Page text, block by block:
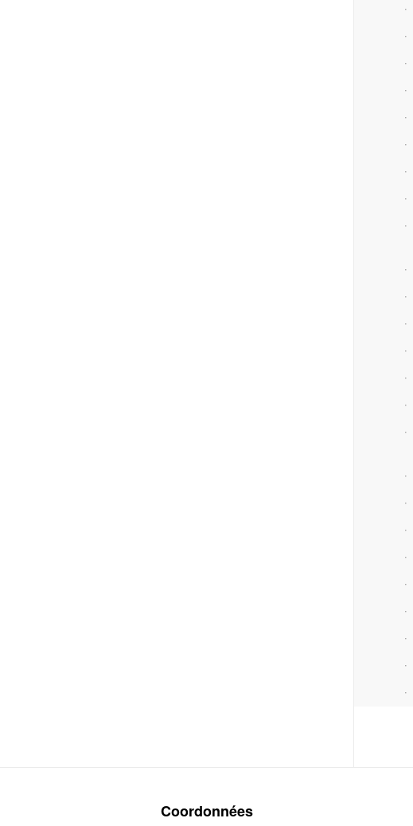
Coordonnées